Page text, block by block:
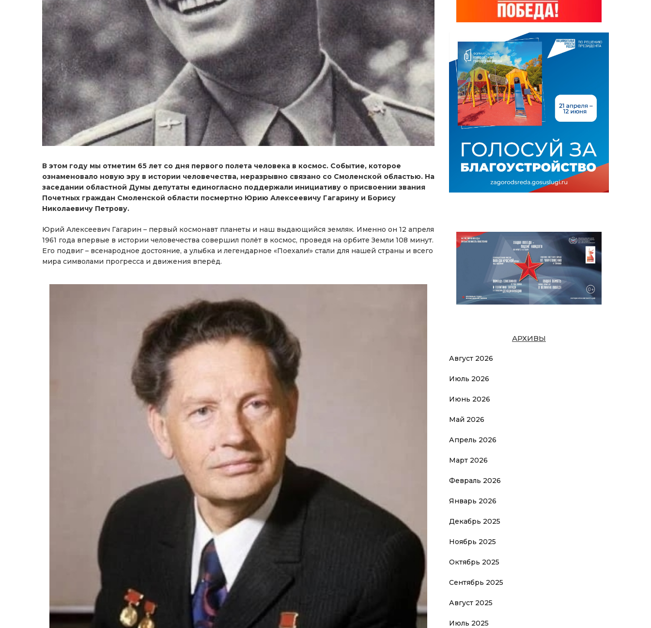
В этом году мы отметим 65 лет со дня первого полета человека в космос. Событие, которое
ознаменовало новую эру в истории человечества, неразрывно связано со Смоленской областью. На
заседании областной Думы депутаты единогласно поддержали инициативу о присвоении звания
Почетных граждан Смоленской области посмертно Юрию Алексеевичу Гагарину и Борису
Николаевичу Петрову.
Юрий Алексеевич Гагарин – первый космонавт планеты и наш выдающийся земляк. Именно он 12 апреля
1961 года впервые в истории человечества совершил полёт в космос, проведя на орбите Земли 108 минут.
Его подвиг – всенародное достояние, а улыбка и легендарное «Поехали!» стали для нашей страны и всего
мира символами прогресса и движения вперёд.
АРХИВЫ
Август 2026
Июль 2026
Июнь 2026
Май 2026
Апрель 2026
Март 2026
Февраль 2026
Январь 2026
Декабрь 2025
Ноябрь 2025
Октябрь 2025
Сентябрь 2025
Август 2025
Июль 2025